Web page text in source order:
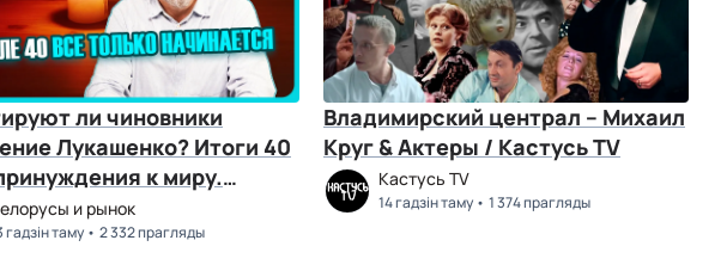
ли чиновники
Лукашенко? Итоги 40
к миру.
№ 141и рынок
гадзін таму 2 332 прагляды
Владимирский централ – Михаил
Круг & Актеры / Кастусь TV
Кастусь TV
14 гадзін таму 1 374 прагляды